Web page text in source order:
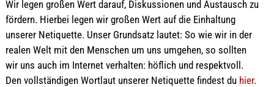
Wir legen großen Wert darauf, Diskussionen und Austausch zu
fördern. Hierbei legen wir großen Wert auf die Einhaltung
unserer Netiquette. Unser Grundsatz lautet: So wie wir in der
realen Welt mit den Menschen um uns umgehen, so sollten
wir uns auch im Internet verhalten: höflich und respektvoll.
Den vollständigen Wortlaut unserer Netiquette findest du hier.